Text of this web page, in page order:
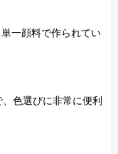
一顔料で作られてい
色選びに非常に便利